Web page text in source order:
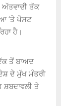
ਅੱਤਵਾਦੀ ਤੱਕ
‘ਤੇ ਪੋਸਟ
ਹੈ।
ਤੋਂ ਬਾਅਦ
ਦੇ ਮੁੱਖ ਮੰਤਰੀ
ਤੇ